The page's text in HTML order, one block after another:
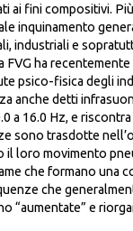
ai fini compositivi.
inquinamento
industriali e
FVG ha
psico-fisica degli
anche detti
a 16.0 Hz, e
sono trasdotte
loro movimento
che formano una
che
“aumentate” e